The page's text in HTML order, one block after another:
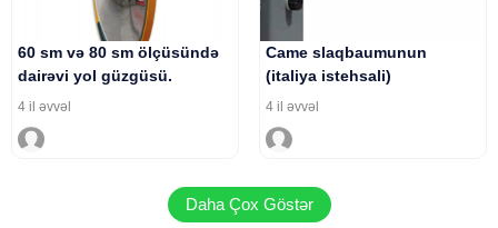
60 sm və 80 sm ölçüsündə
dairəvi yol güzgüsü.
4 il əvvəl
Came slaqbaumunun
(italiya istehsali)
4 il əvvəl
Daha Çox Göstər